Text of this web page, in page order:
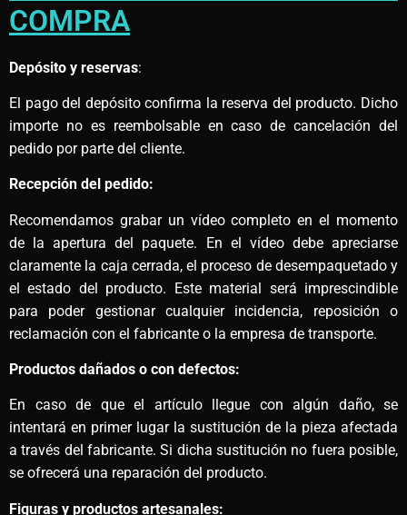
COMPRA
Depósito y reservas:
El pago del depósito confirma la reserva del producto. Dicho
importe no es reembolsable en caso de cancelación del
pedido por parte del cliente.
Recepción del pedido:
Recomendamos grabar un vídeo completo en el momento
de la apertura del paquete. En el vídeo debe apreciarse
claramente la caja cerrada, el proceso de desempaquetado y
el estado del producto. Este material será imprescindible
para poder gestionar cualquier incidencia, reposición o
reclamación con el fabricante o la empresa de transporte.
Productos dañados o con defectos:
En caso de que el artículo llegue con algún daño, se
intentará en primer lugar la sustitución de la pieza afectada
a través del fabricante. Si dicha sustitución no fuera posible,
se ofrecerá una reparación del producto.
Figuras y productos artesanales: